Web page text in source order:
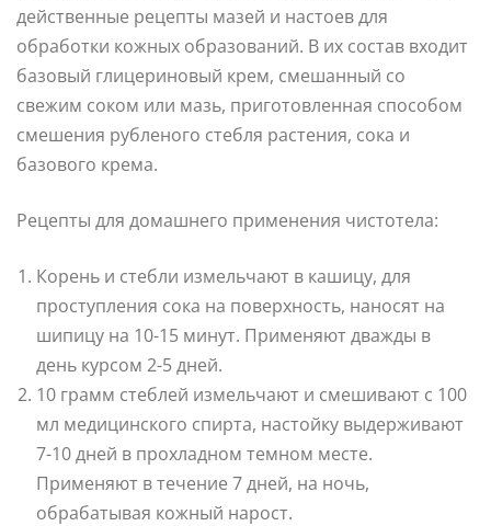
действенные рецепты мазей и настоев для
обработки кожных образований. В их состав входит
базовый глицериновый крем, смешанный со
свежим соком или мазь, приготовленная способом
смешения рубленого стебля растения, сока и
базового крема.
Рецепты для домашнего применения чистотела:
Корень и стебли измельчают в кашицу, для
проступления сока на поверхность, наносят на
шипицу на 10-15 минут. Применяют дважды в
день курсом 2-5 дней.
10 грамм стеблей измельчают и смешивают с 100
мл медицинского спирта, настойку выдерживают
7-10 дней в прохладном темном месте.
Применяют в течение 7 дней, на ночь,
обрабатывая кожный нарост.